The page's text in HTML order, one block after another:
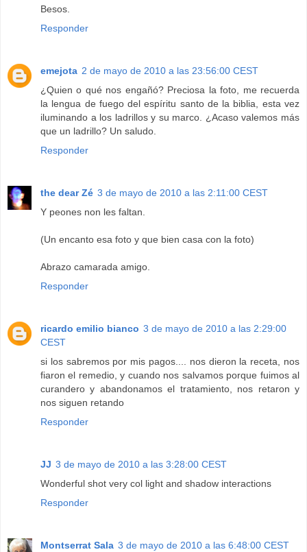
Besos.
Responder
emejota 2 de mayo de 2010 a las 23:56:00 CEST
¿Quien o qué nos engañó? Preciosa la foto, me recuerda
la lengua de fuego del espíritu santo de la biblia, esta vez
iluminando a los ladrillos y su marco. ¿Acaso valemos más
que un ladrillo? Un saludo.
Responder
the dear Zé 3 de mayo de 2010 a las 2:11:00 CEST
Y peones non les faltan.
(Un encanto esa foto y que bien casa con la foto)
Abrazo camarada amigo.
Responder
ricardo emilio bianco 3 de mayo de 2010 a las 2:29:00
CEST
si los sabremos por mis pagos.... nos dieron la receta, nos
fiaron el remedio, y cuando nos salvamos porque fuimos al
curandero y abandonamos el tratamiento, nos retaron y
nos siguen retando
Responder
JJ 3 de mayo de 2010 a las 3:28:00 CEST
Wonderful shot very col light and shadow interactions
Responder
Montserrat Sala 3 de mayo de 2010 a las 6:48:00 CEST